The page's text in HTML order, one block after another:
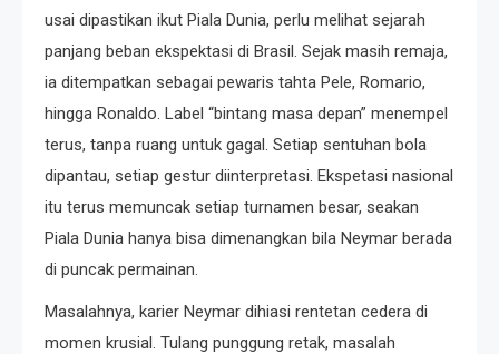
usai dipastikan ikut Piala Dunia, perlu melihat sejarah
panjang beban ekspektasi di Brasil. Sejak masih remaja,
ia ditempatkan sebagai pewaris tahta Pele, Romario,
hingga Ronaldo. Label “bintang masa depan” menempel
terus, tanpa ruang untuk gagal. Setiap sentuhan bola
dipantau, setiap gestur diinterpretasi. Ekspetasi nasional
itu terus memuncak setiap turnamen besar, seakan
Piala Dunia hanya bisa dimenangkan bila Neymar berada
di puncak permainan.
Masalahnya, karier Neymar dihiasi rentetan cedera di
momen krusial. Tulang punggung retak, masalah